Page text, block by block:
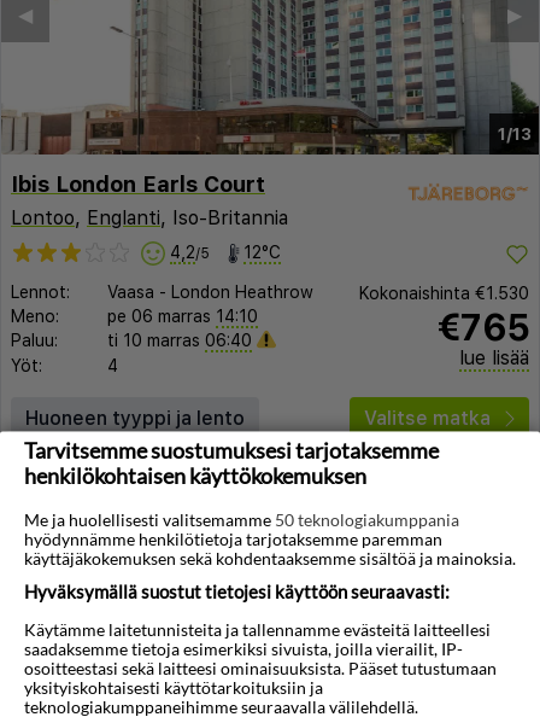
1/13
▶︎
◀︎
Ibis London Earls Court
Lontoo, Englanti, Iso-Britannia
4,2/5 12°C
Lennot: Vaasa -
London Heathrow
Meno:
pe 06 marras 14:10
Paluu:
ti 10 marras 06:40
Yöt:
4
Kokonaishinta €1.530
€765
lue lisää
Huoneen tyyppi ja lento Valitse matka
◀︎
Tarvitsemme suostumuksesi tarjotaksemme
henkilökohtaisen käyttökokemuksen
Me ja huolellisesti valitsemamme 50 teknologiakumppania
hyödynnämme henkilötietoja tarjotaksemme paremman
käyttäjäkokemuksen sekä kohdentaaksemme sisältöä ja mainoksia.
Hyväksymällä suostut tietojesi käyttöön seuraavasti:
Käytämme laitetunnisteita ja tallennamme evästeitä laitteellesi
saadaksemme tietoja esimerkiksi sivuista, joilla vierailit, IP-
osoitteestasi sekä laitteesi ominaisuuksista. Pääset tutustumaan
yksityiskohtaisesti käyttötarkoituksiin ja
teknologiakumppaneihimme seuraavalla välilehdellä.